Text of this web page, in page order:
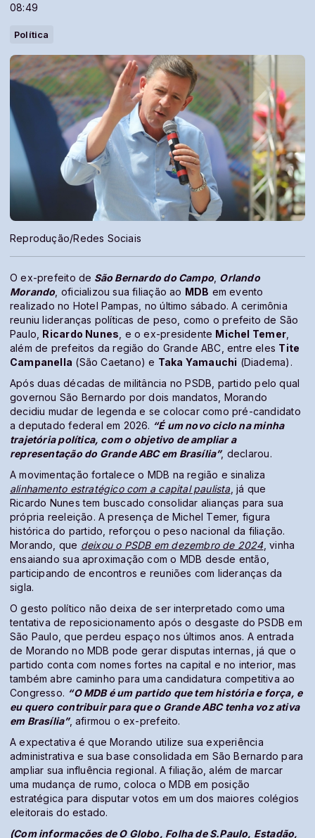
08:49
Política
Reprodução/Redes Sociais
O ex-prefeito de São Bernardo do Campo Orlando
Morando , oficializou sua filiação ao MDB em evento
realizado no Hotel Pampas, no último sábado. A cerimônia
reuniu lideranças políticas de peso, como o prefeito de São
Paulo, Ricardo Nunes , e o ex-presidente Michel Temer,
além de prefeitos da região do Grande ABC, entre eles Tite
Campanella (São Caetano) e Taka Yamauchi (Diadema).
Após duas décadas de militância no PSDB, partido pelo qual
governou São Bernardo por dois mandatos, Morando
decidiu mudar de legenda e se colocar como pré-candidato
a deputado federal em 2026. “É um novo ciclo na minha
trajetória política, com o objetivo de ampliar a
representação do Grande ABC em Brasília”, declarou.
A movimentação fortalece o MDB na região e sinaliza
alinhamento estratégico com a capital paulista, já que
Ricardo Nunes tem buscado consolidar alianças para sua
própria reeleição. A presença de Michel Temer, figura
histórica do partido, reforçou o peso nacional da filiação.
Morando, que deixou o PSDB em dezembro de 2024, vinha
ensaiando sua aproximação com o MDB desde então,
participando de encontros e reuniões com lideranças da
sigla.
O gesto político não deixa de ser interpretado como uma
tentativa de reposicionamento após o desgaste do PSDB em
São Paulo, que perdeu espaço nos últimos anos. A entrada
de Morando no MDB pode gerar disputas internas, já que o
partido conta com nomes fortes na capital e no interior, mas
também abre caminho para uma candidatura competitiva ao
Congresso. “O MDB é um partido que tem história e força, e
eu quero contribuir para que o Grande ABC tenha voz ativa
em Brasília”, afirmou o ex-prefeito.
A expectativa é que Morando utilize sua experiência
administrativa e sua base consolidada em São Bernardo para
ampliar sua influência regional. A filiação, além de marcar
uma mudança de rumo, coloca o MDB em posição
estratégica para disputar votos em um dos maiores colégios
eleitorais do estado.
(Com informações de O Globo, Folha de S.Paulo, Estadão,